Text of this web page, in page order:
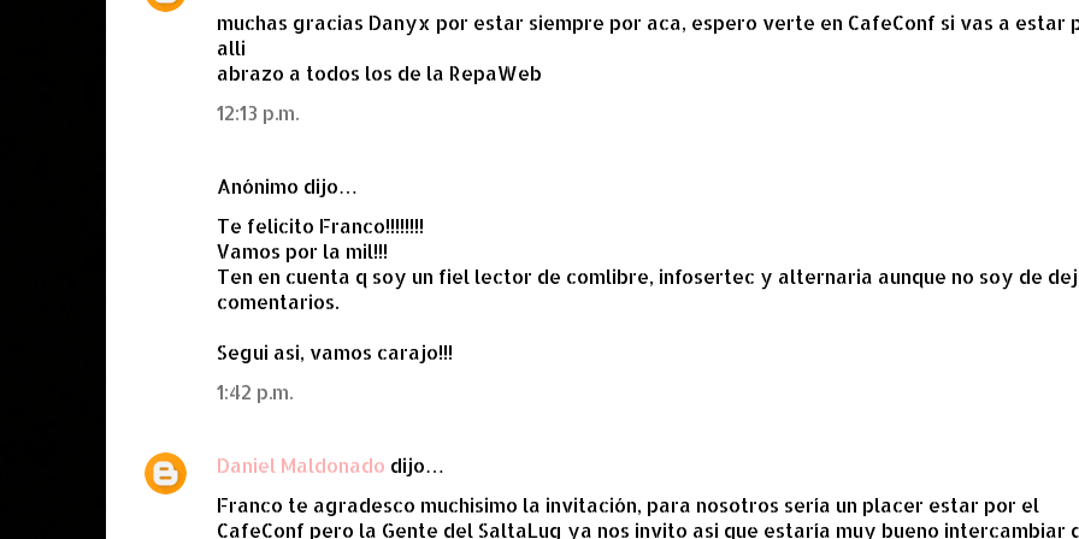
i
muchas gracias Danyx por estar siempre por aca, espero verte en CafeConf si vas a estar
alli
abrazo a todos los de la RepaWeb
12:13 p.m.
Anónimo dijo…
Te felicito Franco!!!!!!!!
Vamos por la mil!!!
Ten en cuenta q soy un fiel lector de comlibre, infosertec y alternaria aunque no soy de
comentarios.
Segui asi, vamos carajo!!!
1:42 p.m.
Daniel Maldonado dijo…
Franco te agradesco muchisimo la invitación, para nosotros sería un placer estar por el
CafeConf pero la Gente del SaltaLug ya nos invito asi que estaría muy bueno intercambiar